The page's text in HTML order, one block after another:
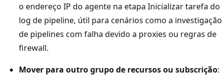
o endereço IP do agente na etapa Inicializar tarefa do
log de pipeline, útil para cenários como a investigação
de pipelines com falha devido a proxies ou regras de
firewall.
Mover para outro grupo de recursos ou subscrição: